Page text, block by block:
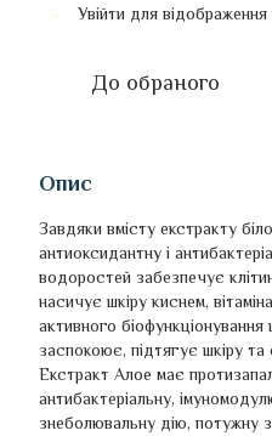
Увійти для відображення
До обраного
Опис
Завдяки вмісту екстракту
антиоксидантну і
водоростей забезпечує
насичує шкіру киснем,
активного біофункціонування
заспокоює, підтягує шкіру
Екстракт Алое має
антибактеріальну,
знеболювальну дію, потужну